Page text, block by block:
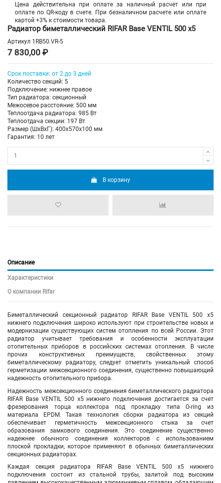
Цена действительна при оплате за наличный расчет или при
оплате по QR-коду в счете. При безналичном расчете или оплате
картой +3% к стоимости товара.
Радиатор биметаллический RIFAR Base VENTIL 500 х5
Артикул 1RB50.VR-5
7 830,00 ₽
Срок поставки: от 2 до 3 дней
Количество секций: 5
Подключение: нижнее правое
Тип радиатора: секционный
Межосевое расстояние: 500 мм
Теплоотдача радиатора: 985 Вт
Теплоотдача секции: 197 Вт
Размер (ШхВхГ): 400х570х100 мм
Гарантия: 10 лет
В корзину
Описание
Характеристики
О компании Rifar
Биметаллический секционный радиатор RIFAR Base VENTIL 500 х5
нижнего подключения широко используют при строительстве новых и
модернизации существующих систем отопления по всей России. Этот
радиатор учитывает требования и особенности эксплуатации
отопительных приборов в российских системах отопления. В числе
прочих конструктивных преимуществ, свойственных этому
биметаллическому радиатору, следует отметить уникальный способ
герметизации межсекционного соединения, существенно повышающий
надежность отопительного прибора.
Надежность межсекционного соединения биметаллического радиатора
RIFAR Base VENTIL 500 х5 нижнего подключения достигается за счет
фрезерования торца коллектора под прокладку типа O-ring из
материала EPDM. Такая технология сборки радиатора из секций
обеспечивает герметичность межсекционного стыка за счет
образования замкового соединения. Это соединение существенно
надежнее обычного соединения коллекторов с использованием
плоской прокладки, которое применяют в обычных биметаллических
секционных радиаторах.
Каждая секция радиатора RIFAR Base VENTIL 500 х5 нижнего
подключениясостоит из стальной трубы, залитой под высоким